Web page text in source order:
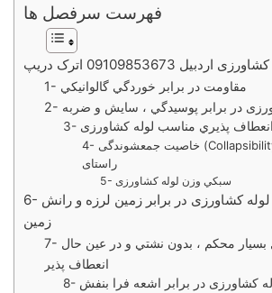
فهرست سرفصل ها
اردبیل 09109853673 اترک دریپ
1- مقاومت در برابر خوردگي گالوانيكي
در برابر پوسيدگي ، سايش و ضربه
انعطاف پذيري مناسب لوله کشاورزی
4- خاصيت جمعشوندگی (Collapsibility) بسيار بالا در
راستای
5- سبكي وزن لوله کشاورزی
6- مقاومت عالي لوله کشاورزی در برابر زمين لرزه و رانش
زمين
7- قابليت اتصال بسيار محكم ، بدون نشتي و در عين حال
انعطاف پذير
8- مقاومت بالای لوله کشاورزی در برابر اشعه فرا بنفش